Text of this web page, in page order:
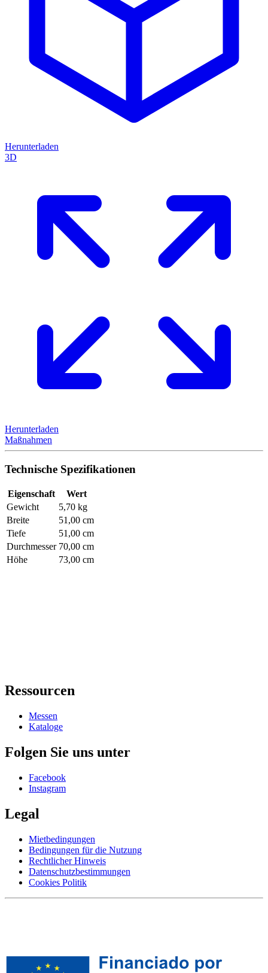
Herunterladen
3D
Herunterladen
Maßnahmen
Technische Spezifikationen
Eigenschaft
Wert
Gewicht
5,70 kg
Breite
51,00 cm
Tiefe
51,00 cm
Durchmesser 70,00 cm
Höhe
73,00 cm
Ressourcen
Messen
Kataloge
Folgen Sie uns unter
Facebook
Instagram
Legal
Mietbedingungen
Bedingungen für die Nutzung
Rechtlicher Hinweis
Datenschutzbestimmungen
Cookies Politik